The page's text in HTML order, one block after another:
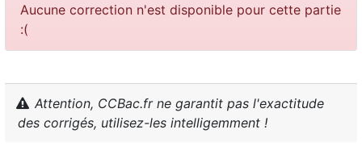
Aucune correction n'est disponible pour cette partie
:(
Attention, CCBac.fr ne garantit pas l'exactitude
des corrigés, utilisez-les intelligemment !